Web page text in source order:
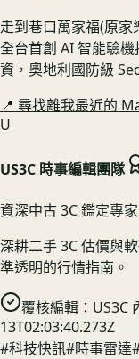
走到巷口萬家福(原家
全台首創 AI 智能驗
資，奧地利國防級
📍 尋找離我最近的
U
US3C 時事編輯團隊
資深中古 3C 鑑定專家
深耕二手 3C 估價與
準透明的行情指南。
覆核編輯： US3C
13T02:03:40.273Z
#科技快訊#時事雷達